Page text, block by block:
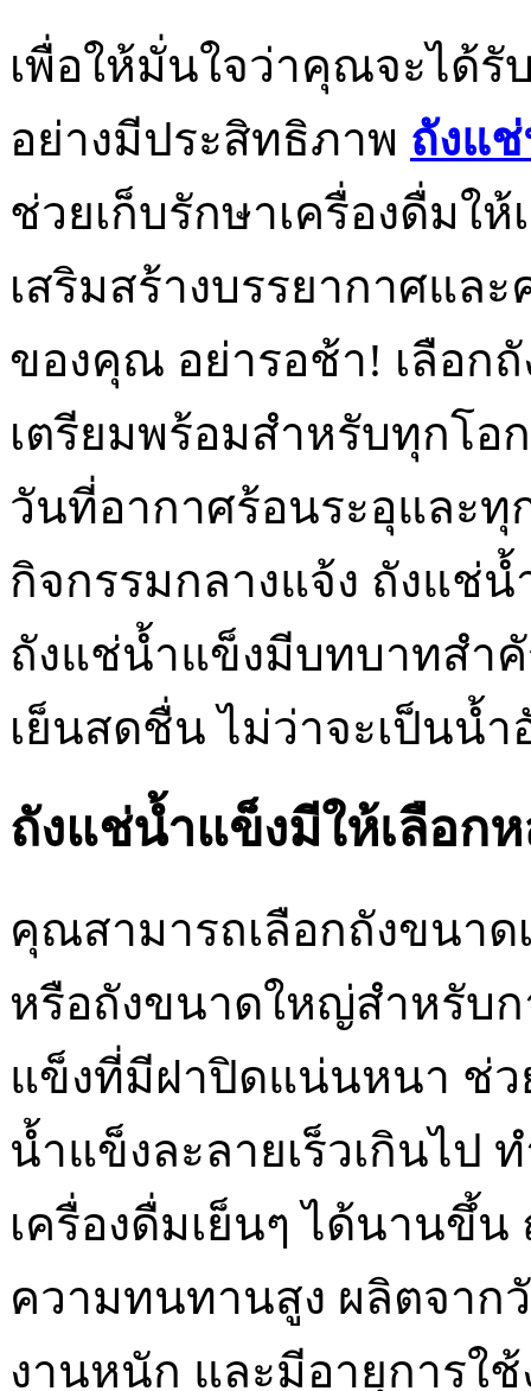
เพื่อให้มั่นใจว่าคุณจะได้
อย่างมีประสิทธิภาพ ถังแ
ช่วยเก็บรักษาเครื่องดื่มใ
เสริมสร้างบรรยากาศแล
ของคุณ อย่ารอช้า! เลือก
เตรียมพร้อมสำหรับทุกโอ
วันที่อากาศร้อนระอุและทุ
กิจกรรมกลางแจ้ง ถังแ
ถังแช่น้ำแข็งมีบทบาทสำ
เย็นสดชื่น ไม่ว่าจะเป็นน้ำ
ถังแช่น้ำแข็งมีให้เลือก
คุณสามารถเลือกถังขนาด
หรือถังขนาดใหญ่สำหรับ
แข็งที่มีฝาปิดแน่นหนา ช่
น้ำแข็งละลายเร็วเกินไป
เครื่องดื่มเย็นๆ ได้นานขึ้
ความทนทานสูง ผลิตจาก
งานหนัก และมีอายุการใ